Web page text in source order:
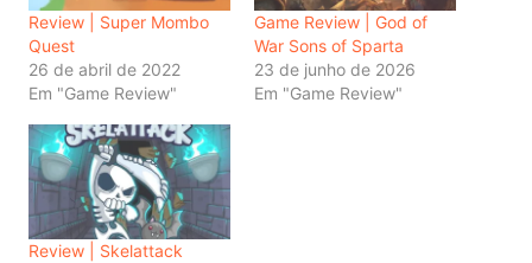
Review | Super Mombo
Quest
26 de abril de 2022
Em "Game Review"
Game Review | God of
War Sons of Sparta
23 de junho de 2026
Em "Game Review"
Review | Skelattack